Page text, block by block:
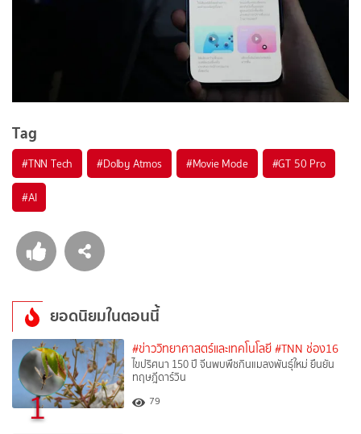
Tag
#TNN Tech #Dolby Atmos #Movie Mode #GT 50 Pro
#AI
ยอดนิยมในตอนนี้
1
#ข่าววิทยาศาสตร์และเทคโนโลยี #TNN ช่อง16
ไขปริศนา 150 ปี จีนพบพืชกินแมลงพันธุ์ใหม่ ยืนยัน
ทฤษฎีดาร์วิน
79